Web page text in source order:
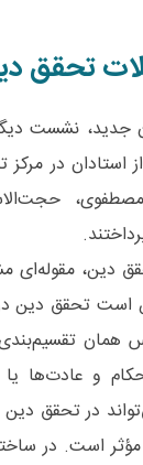
تحقق
نشست
در مرکز
مقوله‌ای
است تحقق دین
همان
و عادت‌ها
در تحقق
است. در